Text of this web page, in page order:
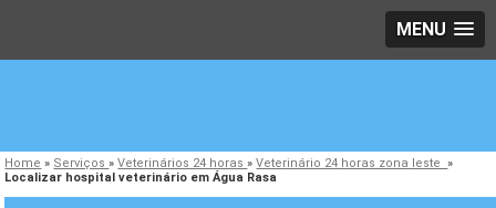
MENU
Home » Serviços»Veterinários 24 horas»Veterinário 24 horas zona leste»
Localizar hospital veterinário em Água Rasa